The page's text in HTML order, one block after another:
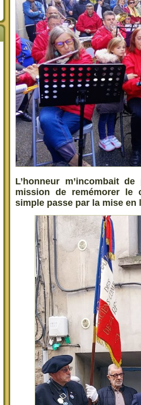
L’honneur m’incombait
mission de remémorer le
simple passe par la mise